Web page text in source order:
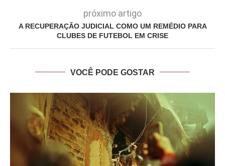
próximo artigo
A RECUPERAÇÃO JUDICIAL COMO UM REMÉDIO PARA
CLUBES DE FUTEBOL EM CRISE
VOCÊ PODE GOSTAR